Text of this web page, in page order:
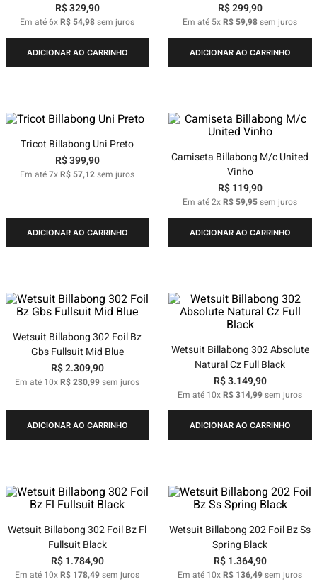
R$329,90
Em até6xR$ 54,98sem juros
ADICIONAR AO CARRINHO
R$299,90
Em até 5xR$ 59,98sem juros
ADICIONAR AO CARRINHO
Tricot Billabong Uni Preto
R$399,90
Em até7xR$ 57,12sem juros
ADICIONAR AO CARRINHO
Camiseta Billabong M/c United
Vinho
R$ 119,90
Em até2xR$ 59,95sem juros
ADICIONAR AO CARRINHO
Wetsuit Billabong 302 Foil Bz
Gbs Fullsuit Mid Blue
R$2.309,90
Em até 10xR$230,99sem juros
ADICIONAR AO CARRINHO
Wetsuit Billabong 302 Absolute
Natural Cz Full Black
R$3.149,90
Em até 10xR$314,99sem juros
ADICIONAR AO CARRINHO
Wetsuit Billabong 302 Foil Bz Fl
Fullsuit Black
R$ 1.784,90
Em até 10xR$ 178,49sem juros
Wetsuit Billabong 202 Foil Bz Ss
Spring Black
R$ 1.364,90
Em até 10xR$ 136,49sem juros